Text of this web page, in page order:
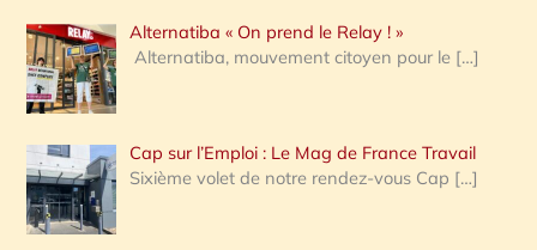
Alternatiba « On prend le Relay ! »
Alternatiba, mouvement citoyen pour le […]
Cap sur l’Emploi : Le Mag de France Travail
Sixième volet de notre rendez-vous Cap […]